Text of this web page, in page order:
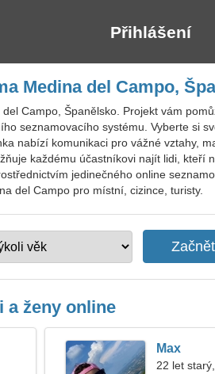
Přihlášení
Medina del Campo,
Campo, Španělsko. Projekt vám
seznamovacího systému. Vyberte si
nabízí komunikaci pro vážné vztahy,
každému účastníkovi najít lidi, kteří
jedinečného online
del Campo pro místní, cizince, turisty.
a ženy online
Max
22 let